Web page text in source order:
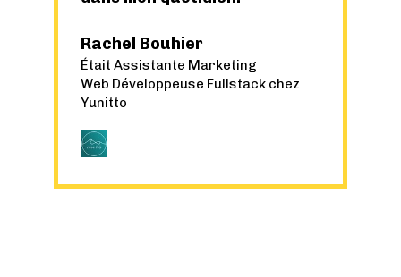
Rachel Bouhier
Était Assistante Marketing
Web Développeuse Fullstack chez
Yunitto